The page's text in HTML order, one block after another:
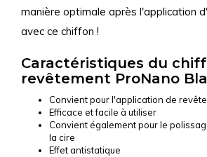
manière optimale après l'application
avec ce chiffon !
Caractéristiques du
revêtement ProNano
Convient pour l'application de
Efficace et facile à utiliser
Convient également pour le
la cire
Effet antistatique